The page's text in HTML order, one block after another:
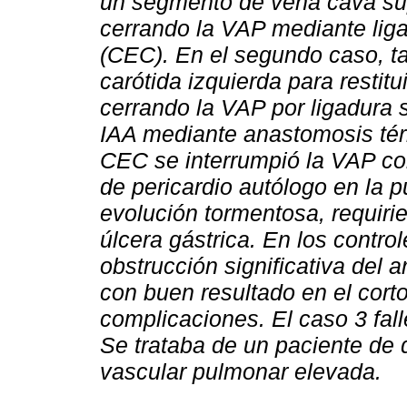
cerrando la VAP mediante
(CEC). En el segundo caso,
carótida izquierda para
cerrando la VAP por ligadura
IAA mediante anastomosis
CEC se interrumpió la VAP
de pericardio autólogo en la
evolución tormentosa,
úlcera gástrica. En los
obstrucción significativa del
con buen resultado en el
complicaciones. El caso 3
Se trataba de un paciente
vascular pulmonar elevada.